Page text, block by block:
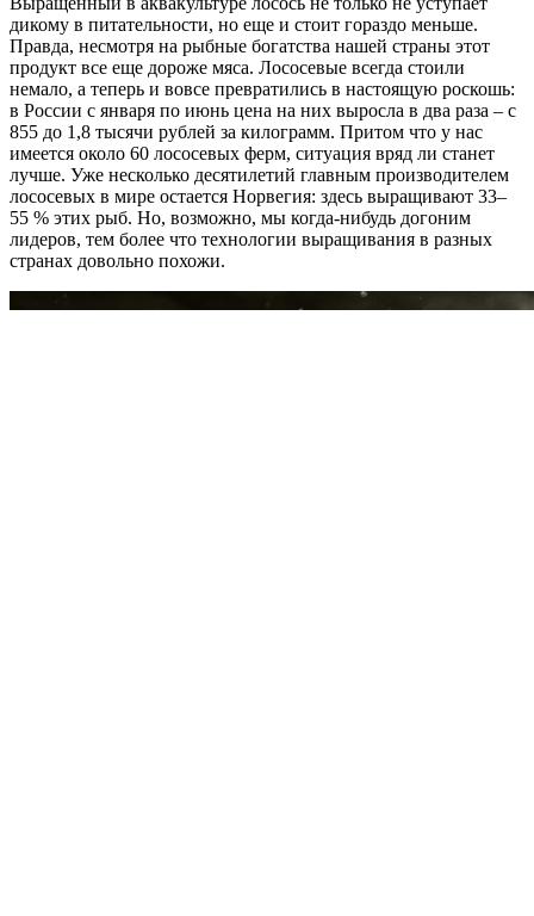
дикому в питательности, но еще и стоит гораздо меньше.
Правда, несмотря на рыбные богатства нашей страны этот
продукт все еще дороже мяса. Лососевые всегда стоили
немало, а теперь и вовсе превратились в настоящую роскошь:
в России с января по июнь цена на них выросла в два раза – с
855 до 1,8 тысячи рублей за килограмм. Притом что у нас
имеется около 60 лососевых ферм, ситуация вряд ли станет
лучше. Уже несколько десятилетий главным производителем
лососевых в мире остается Норвегия: здесь выращивают 33–
55 % этих рыб. Но, возможно, мы когда-нибудь догоним
лидеров, тем более что технологии выращивания в разных
странах довольно похожи.